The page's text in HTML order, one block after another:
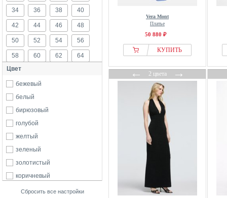
Apricot
Armani Exchange
Bardot
BEAUUT
Bershka
BIZUU
BOSS
Bruuns Bazaar
Bubbleroom
BWLDR
BY IC
By Malene Birger
Calvin Klein
Cellbes of Sweden
CHIC by Lirette
34 36 38 40
42 44 46 48
50 52 54 56
58 60 62 64
68
Цвет
бежевый
белый
бирюзовый
голубой
желтый
зеленый
золотистый
коричневый
красный
Сбросить все настройки
Vera Mont
Платье
50 880 ₽
КУПИТЬ
←2 цвета→